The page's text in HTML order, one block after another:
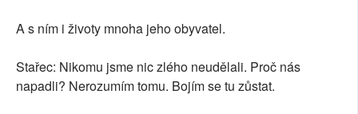
A s ním i životy mnoha jeho obyvatel.
Stařec: Nikomu jsme nic zlého neudělali. Proč nás
napadli? Nerozumím tomu. Bojím se tu zůstat.